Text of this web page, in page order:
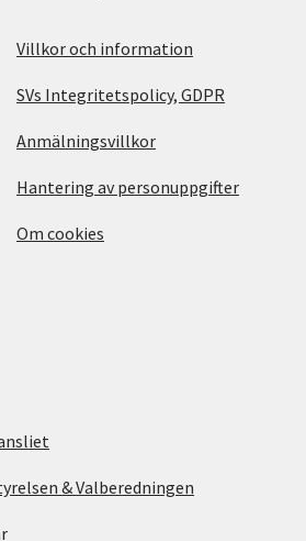
Villkor och information
SVs Integritetspolicy, GDPR
Anmälningsvillkor
Hantering av personuppgifter
Om cookies
& Valberedningen